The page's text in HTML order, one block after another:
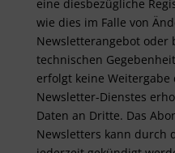
eine diesbezügliche
wie dies im Falle von
Newsletterangebot oder
technischen
erfolgt keine Weitergabe
Newsletter-Dienstes
Daten an Dritte. Das
Newsletters kann durch